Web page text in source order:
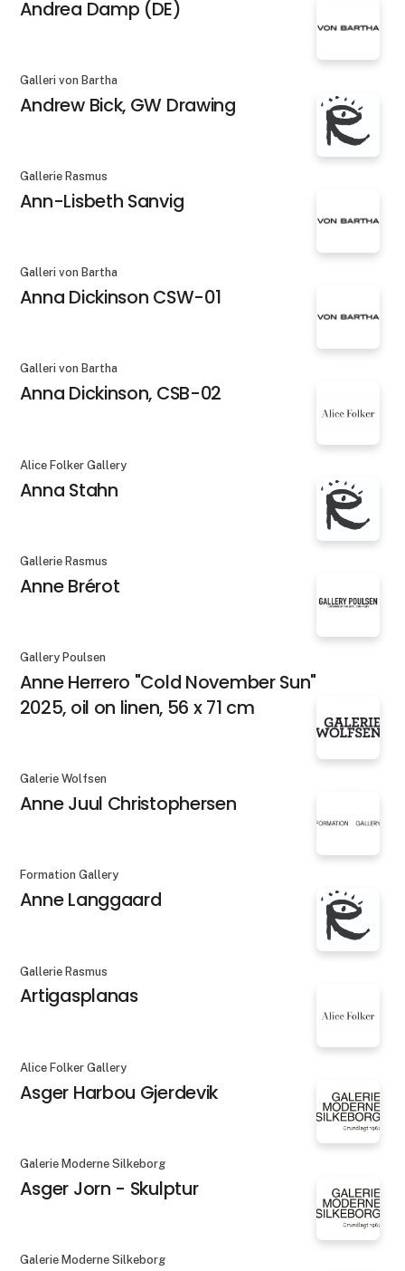
Andrea Damp (DE)
Galleri von Bartha
Andrew Bick, GW Drawing
Gallerie Rasmus
Ann-Lisbeth Sanvig
Galleri von Bartha
Anna Dickinson CSW-01
Galleri von Bartha
Anna Dickinson, CSB-02
Alice Folker Gallery
Anna Stahn
Gallerie Rasmus
Anne Brérot
Gallery Poulsen
Anne Herrero "Cold November Sun"
2025, oil on linen, 56 x 71 cm
Galerie Wolfsen
Anne Juul Christophersen
Formation Gallery
Anne Langgaard
Gallerie Rasmus
Artigasplanas
Alice Folker Gallery
Asger Harbou Gjerdevik
Galerie Moderne Silkeborg
Asger Jorn - Skulptur
Galerie Moderne Silkeborg